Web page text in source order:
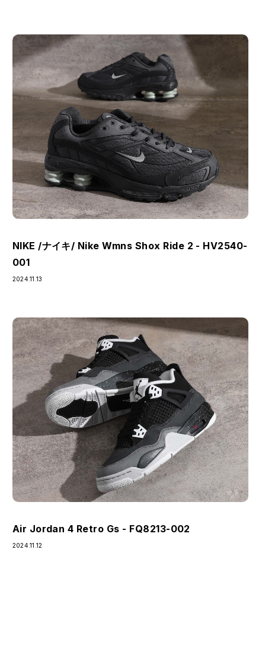
NIKE /ナイキ/ Nike Wmns Shox Ride 2 - HV2540-
001
2024.11.13
Air Jordan 4 Retro Gs - FQ8213-002
2024.11.12